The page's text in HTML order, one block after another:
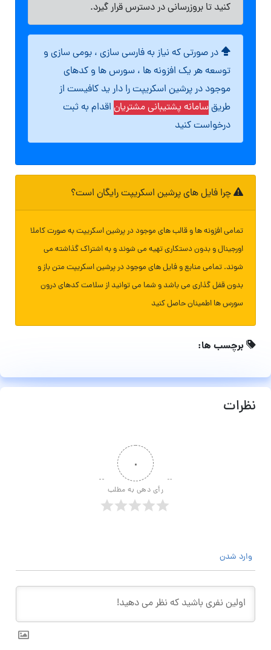
کنید تا بروزرسانی در دسترس قرار گیرد.
در صورتی که نیاز به فارسی سازی ، بومی سازی و
توسعه هر یک افزونه ها ، سورس ها و کدهای
موجود در پرشین اسکریپت را دار ید کافیست از
طریقسامانه پشتیبانی مشتریان اقدام به ثبت
درخواست کنید
چرا فایل های پرشین اسکریپت رایگان است؟
تمامی افزونه ها و قالب های موجود در پرشین اسکریپت به صورت کاملا
اورجینال و بدون دستکاری تهیه می شوند و به اشتراک گذاشته می
شوند. تمامی منابع و فایل های موجود در پرشین اسکریپت متن باز و
بدون قفل گذاری می باشد و شما می توانید از سلامت کدهای درون
سورس ها اطمینان حاصل کنید
برچسب ها:
نظرات
۰
رأی دهی به مطلب
وارد شدن